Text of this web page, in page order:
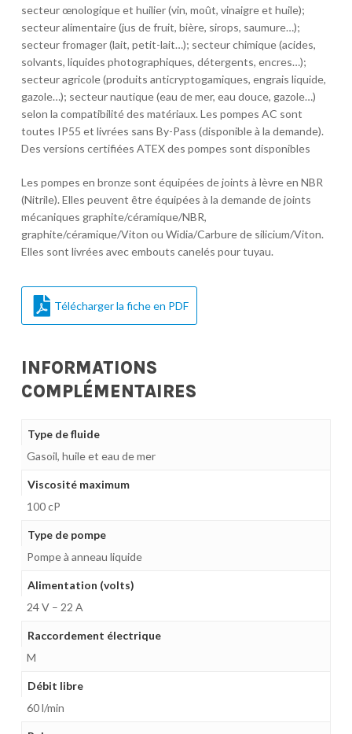
secteur œnologique et huilier (vin, moût, vinaigre et huile);
secteur alimentaire (jus de fruit, bière, sirops, saumure…);
secteur fromager (lait, petit-lait…); secteur chimique (acides,
solvants, liquides photographiques, détergents, encres…);
secteur agricole (produits anticryptogamiques, engrais liquide,
gazole…); secteur nautique (eau de mer, eau douce, gazole…)
selon la compatibilité des matériaux. Les pompes AC sont
toutes IP55 et livrées sans By-Pass (disponible à la demande).
Des versions certifiées ATEX des pompes sont disponibles
Les pompes en bronze sont équipées de joints à lèvre en NBR
(Nitrile). Elles peuvent être équipées à la demande de joints
mécaniques graphite/céramique/NBR,
graphite/céramique/Viton ou Widia/Carbure de silicium/Viton.
Elles sont livrées avec embouts canelés pour tuyau.
Télécharger la fiche en PDF
INFORMATIONS
COMPLÉMENTAIRES
Type de fluide
Gasoil, huile et eau de mer
Viscosité maximum
100 cP
Type de pompe
Pompe à anneau liquide
Alimentation (volts)
24 V – 22 A
Raccordement électrique
M
Débit libre
60 l/min